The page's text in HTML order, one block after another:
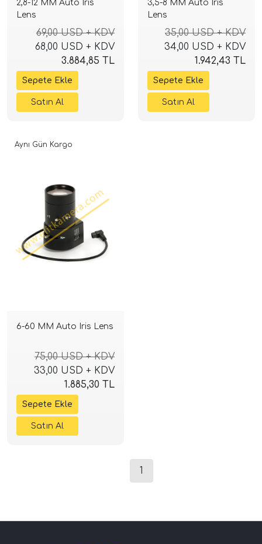
2,8-12 MM Auto Iris
Lens
69,00 USD + KDV
68,00 USD + KDV
3.884,85 TL
3,5-8 MM Auto Iris
Lens
35,00 USD + KDV
34,00 USD + KDV
1.942,43 TL
6-60 MM Auto Iris Lens
75,00 USD + KDV
33,00 USD + KDV
1.885,30 TL
Aynı Gün Kargo
1